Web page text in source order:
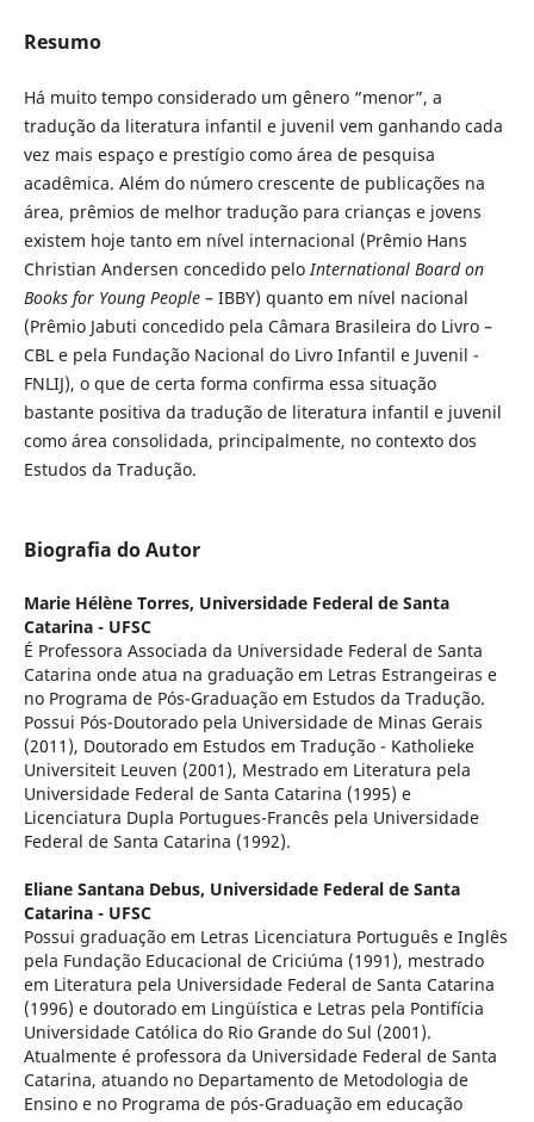
Resumo
Há muito tempo considerado um gênero “menor”, a
tradução da literatura infantil e juvenil vem ganhando cada
vez mais espaço e prestígio como área de pesquisa
acadêmica. Além do número crescente de publicações na
área, prêmios de melhor tradução para crianças e jovens
existem hoje tanto em nível internacional (Prêmio Hans
Christian Andersen concedido peloInternational Board on
Books for Young People– IBBY) quanto em nível nacional
(Prêmio Jabuti concedido pela Câmara Brasileira do Livro –
CBL e pela Fundação Nacional do Livro Infantil e Juvenil -
FNLIJ), o que de certa forma confirma essa situação
bastante positiva da tradução de literatura infantil e juvenil
como área consolidada, principalmente, no contexto dos
Estudos da Tradução.
Biografia do Autor
Marie Hélène Torres, Universidade Federal de Santa
Catarina - UFSC
É Professora Associada da Universidade Federal de Santa
Catarina onde atua na graduação em Letras Estrangeiras e
no Programa de Pós-Graduação em Estudos da Tradução.
Possui Pós-Doutorado pela Universidade de Minas Gerais
(2011), Doutorado em Estudos em Tradução - Katholieke
Universiteit Leuven (2001), Mestrado em Literatura pela
Universidade Federal de Santa Catarina (1995) e
Licenciatura Dupla Portugues-Francês pela Universidade
Federal de Santa Catarina (1992).
Eliane Santana Debus, Universidade Federal de Santa
Catarina - UFSC
Possui graduação em Letras Licenciatura Português e Inglês
pela Fundação Educacional de Criciúma (1991), mestrado
em Literatura pela Universidade Federal de Santa Catarina
(1996) e doutorado em Lingüística e Letras pela Pontifícia
Universidade Católica do Rio Grande do Sul (2001).
Atualmente é professora da Universidade Federal de Santa
Catarina, atuando no Departamento de Metodologia de
Ensino e no Programa de pós-Graduação em educação